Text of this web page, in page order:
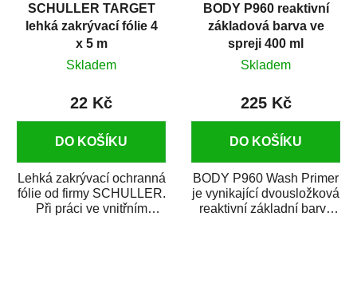
SCHULLER TARGET
lehká zakrývací fólie 4
x 5 m
Skladem
22 Kč
DO KOŠÍKU
Lehká zakrývací ochranná
fólie od firmy SCHULLER.
Při práci ve vnitřním
BODY P960 reaktivní
základová barva ve
spreji 400 ml
Skladem
225 Kč
DO KOŠÍKU
BODY P960 Wash Primer
je vynikající dvousložková
reaktivní základní barva